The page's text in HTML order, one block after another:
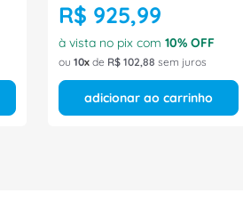
R$ 925,99
à vista no pix com 10% OFF
ou 10 de R$ 102,88 sem juros
adicionar ao carrinho